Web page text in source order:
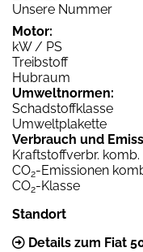
Unsere Nummer
Motor:
kW / PS
Treibstoff
Hubraum
Umweltnormen:
Schadstoffklasse
Umweltplakette
Verbrauch und
Kraftstoffverbr. komb.
CO2-Emissionen
CO2-Klasse
Standort
Details zum Fiat